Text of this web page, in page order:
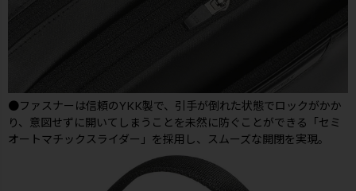
●ファスナーは信頼のYKK製で、引手が倒れた状態でロックがかか
り、意図せずに開いてしまうことを未然に防ぐことができる「セミ
オートマチックスライダー」を採用し、スムーズな開閉を実現。